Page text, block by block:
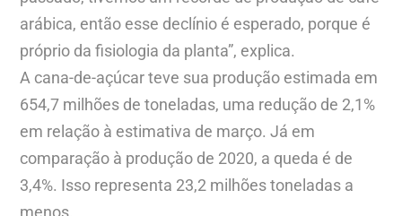
arábica, então esse declínio é esperado, porque é
próprio da fisiologia da planta”, explica.
A cana-de-açúcar teve sua produção estimada em
654,7 milhões de toneladas, uma redução de 2,1%
em relação à estimativa de março. Já em
comparação à produção de 2020, a queda é de
3,4%. Isso representa 23,2 milhões toneladas a
menos.